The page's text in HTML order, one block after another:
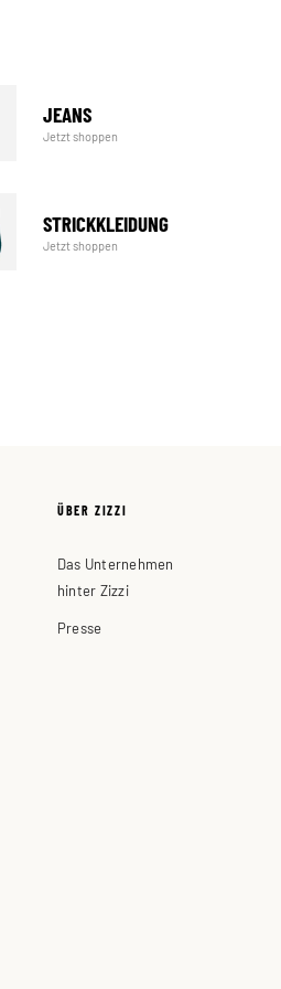
JEANS
Jetzt shoppen
STRICKKLEIDUNG
Jetzt shoppen
ÜBER ZIZZI
Das Unternehmen
hinter Zizzi
Presse